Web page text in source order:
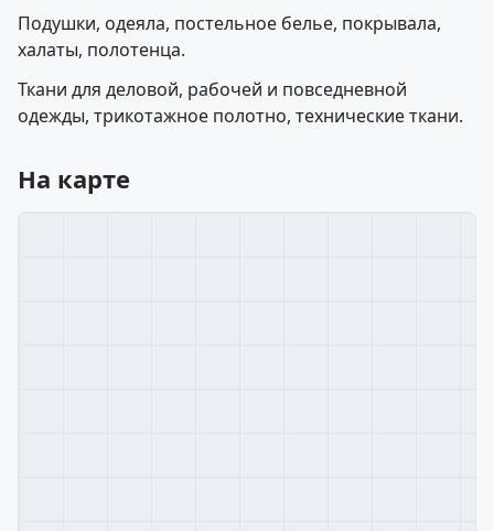
Подушки, одеяла, постельное белье, покрывала,
халаты, полотенца.
Ткани для деловой, рабочей и повседневной
одежды, трикотажное полотно, технические ткани.
На карте